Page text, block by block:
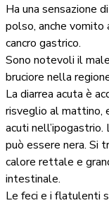
Ha una sensazione
polso, anche vomito
cancro gastrico.
Sono notevoli il
bruciore nella
La diarrea acuta è
risveglio al mattino,
acuti nell’ipogastrio.
può essere nera. Si
calore rettale e
intestinale.
Le feci e i flatulenti